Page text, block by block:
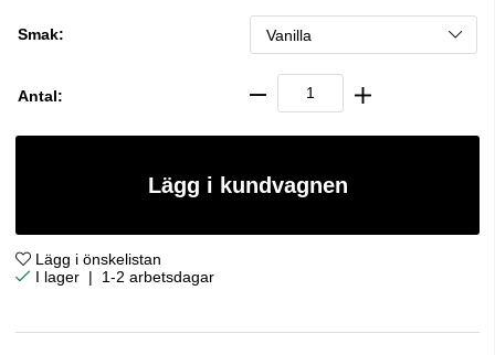
Smak:
Antal:
Lägg i kundvagnen
Lägg i önskelistan
| 1-2 arbetsdagar